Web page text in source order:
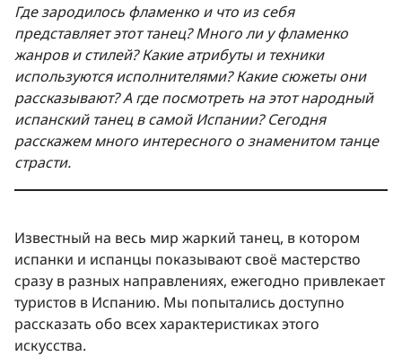
Где зародилось фламенко и что из себя
представляет этот танец? Много ли у фламенко
жанров и стилей? Какие атрибуты и техники
используются исполнителями? Какие сюжеты они
рассказывают? А где посмотреть на этот народный
испанский танец в самой Испании? Сегодня
расскажем много интересного о знаменитом танце
страсти.
Известный на весь мир жаркий танец, в котором
испанки и испанцы показывают своё мастерство
сразу в разных направлениях, ежегодно привлекает
туристов в Испанию. Мы попытались доступно
рассказать обо всех характеристиках этого
искусства.